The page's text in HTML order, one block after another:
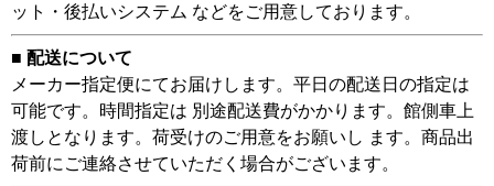
ット・後払いシステム などをご用意しております。
■ 配送について
メーカー指定便にてお届けします。平日の配送日の指定は
可能です。時間指定は 別途配送費がかかります。館側車上
渡しとなります。荷受けのご用意をお願いし ます。商品出
荷前にご連絡させていただく場合がございます。